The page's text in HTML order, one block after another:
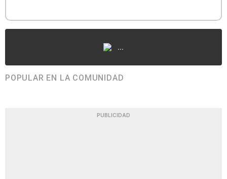
...
POPULAR EN LA COMUNIDAD
PUBLICIDAD